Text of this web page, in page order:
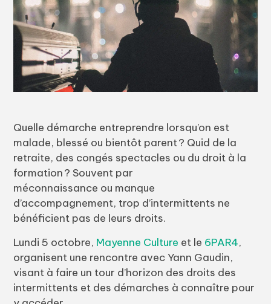
Quelle démarche entreprendre lorsqu’on est
malade, blessé ou bientôt parent ? Quid de la
retraite, des congés spectacles ou du droit à la
formation ? Souvent par
méconnaissance ou manque
d’accompagnement, trop d’intermittents ne
bénéficient pas de leurs droits.
Lundi 5 octobre, Mayenne Culture et le 6PAR4,
organisent une rencontre avec Yann Gaudin,
visant à faire un tour d’horizon des droits des
intermittents et des démarches à connaître pour